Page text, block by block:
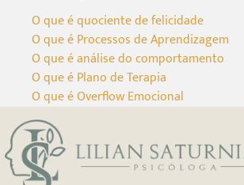
O que é quociente de felicidade
O que é Processos de Aprendizagem
O que é análise do comportamento
O que é Plano de Terapia
O que é Overflow Emocional